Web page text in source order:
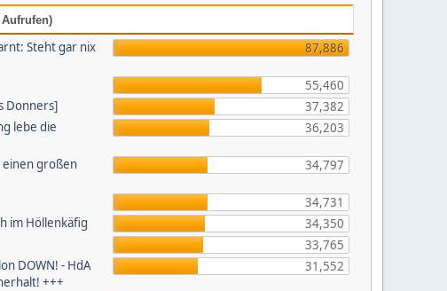
Steht gar nix
87,886
55,460
Donners]
37,382
lebe die
36,203
einen großen
34,797
34,731
im Höllenkäfig
34,350
33,765
DOWN! - HdA
+++
31,552